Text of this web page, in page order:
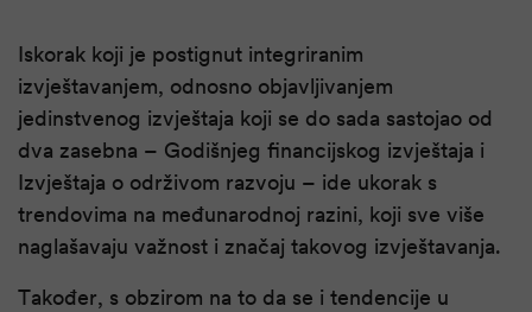
Iskorak koji je postignut integriranim
izvještavanjem, odnosno objavljivanjem
jedinstvenog izvještaja koji se do sada sastojao od
dva zasebna – Godišnjeg financijskog izvještaja i
Izvještaja o održivom razvoju – ide ukorak s
trendovima na međunarodnoj razini, koji sve više
naglašavaju važnost i značaj takovog izvještavanja.
Također, s obzirom na to da se i tendencije u